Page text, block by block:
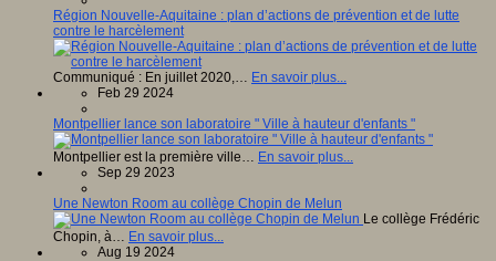
Région Nouvelle-Aquitaine : plan d’actions de prévention et de lutte
contre le harcèlement
Communiqué : En juillet 2020,… En savoir plus...
Feb 29 2024
Montpellier lance son laboratoire " Ville à hauteur d'enfants "
Montpellier est la première ville… En savoir plus...
Sep 29 2023
Une Newton Room au collège Chopin de Melun
Le collège Frédéric
Chopin, à… En savoir plus...
Aug 19 2024